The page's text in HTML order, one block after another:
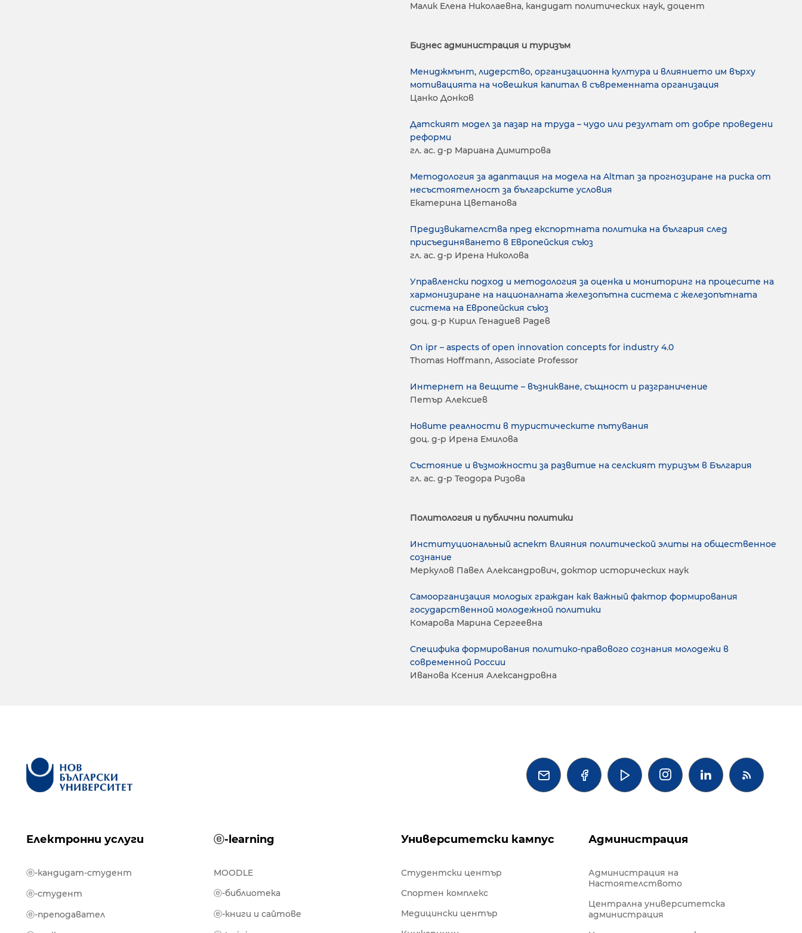
Малик Елена Николаевна, кандидат политических наук, доцент
Бизнес администрация и туризъм
Мениджмънт, лидерство, организационна култура и влиянието им върху
мотивацията на човешкия капитал в съвременната организация
Цанко Донков
Датският модел за пазар на труда – чудо или резултат от добре проведени
реформи
гл. ас. д-р Мариана Димитрова
Методология за адаптация на модела на Altman за прогнозиране на риска от
несъстоятелност за българските условия
Екатерина Цветанова
Предизвикателства пред експортната политика на българия след
присъединяването в Европейския съюз
гл. ас. д-р Ирена Николова
Управленски подход и методология за оценка и мониторинг на процесите на
хармонизиране на националната железопътна система с железопътната
система на Европейския съюз
доц. д-р Кирил Генадиев Радев
On ipr – aspects of open innovation concepts for industry 4.0
Thomas Hoffmann, Associate Professor
Интернет на вещите – възникване, същност и разграничение
Петър Алексиев
Новите реалности в туристическите пътувания
доц. д-р Ирена Емилова
Състояние и възможности за развитие на селският туризъм в България
гл. ас. д-р Теодора Ризова
Политология и публични политики
Институциональный аспект влияния политической элиты на общественное
сознание
Меркулов Павел Александрович, доктор исторических наук
Самоорганизация молодых граждан как важный фактор формирования
государственной молодежной политики
Комарова Марина Сергеевна
Специфика формирования политико-правового сознания молодежи в
современной России
Иванова Ксения Александровна
   
Електронни услуги ⓔ-learning Университетски кампус Администрация
ⓔ-кандидат-студент
ⓔ-студент
ⓔ-преподавател
MOODLE
ⓔ-библиотека
ⓔ-книги и сайтове
Студентски център
Спортен комплекс
Медицински център
Администрация на
Настоятелството
Централна университетска
администрация